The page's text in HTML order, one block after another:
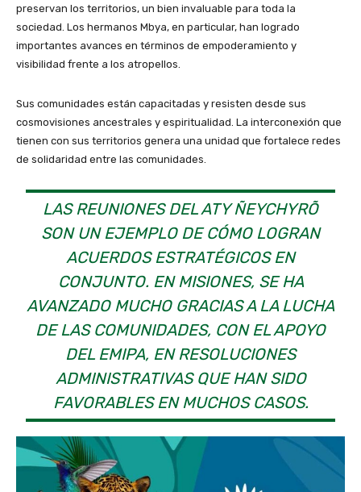
preservan los territorios, un bien invaluable para toda la
sociedad. Los hermanos Mbya, en particular, han logrado
importantes avances en términos de empoderamiento y
visibilidad frente a los atropellos.
Sus comunidades están capacitadas y resisten desde sus
cosmovisiones ancestrales y espiritualidad. La interconexión que
tienen con sus territorios genera una unidad que fortalece redes
de solidaridad entre las comunidades.
LAS REUNIONES DEL ATY ÑEYCHYRÕ
SON UN EJEMPLO DE CÓMO LOGRAN
ACUERDOS ESTRATÉGICOS EN
CONJUNTO. EN MISIONES, SE HA
AVANZADO MUCHO GRACIAS A LA LUCHA
DE LAS COMUNIDADES, CON EL APOYO
DEL EMIPA, EN RESOLUCIONES
ADMINISTRATIVAS QUE HAN SIDO
FAVORABLES EN MUCHOS CASOS.